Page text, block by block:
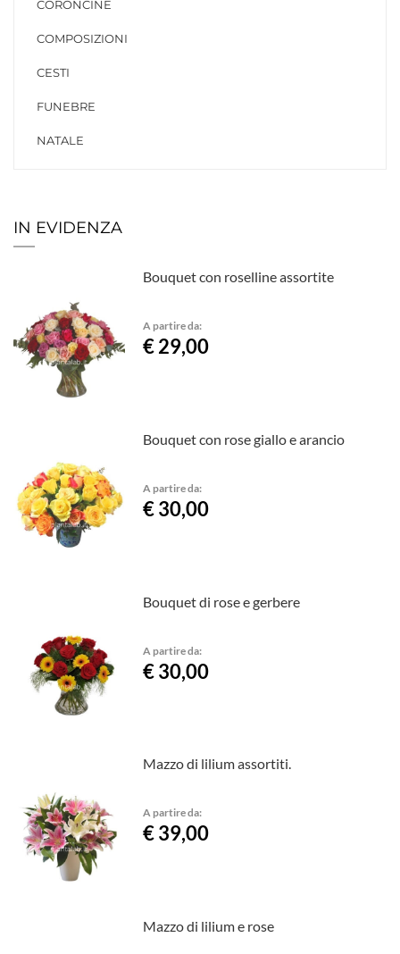
CORONCINE
COMPOSIZIONI
CESTI
FUNEBRE
NATALE
IN EVIDENZA
Bouquet con roselline assortite
A partire da:
€ 29,00
Bouquet con rose giallo e arancio
A partire da:
€ 30,00
Bouquet di rose e gerbere
A partire da:
€ 30,00
Mazzo di lilium assortiti.
A partire da:
€ 39,00
Mazzo di lilium e rose